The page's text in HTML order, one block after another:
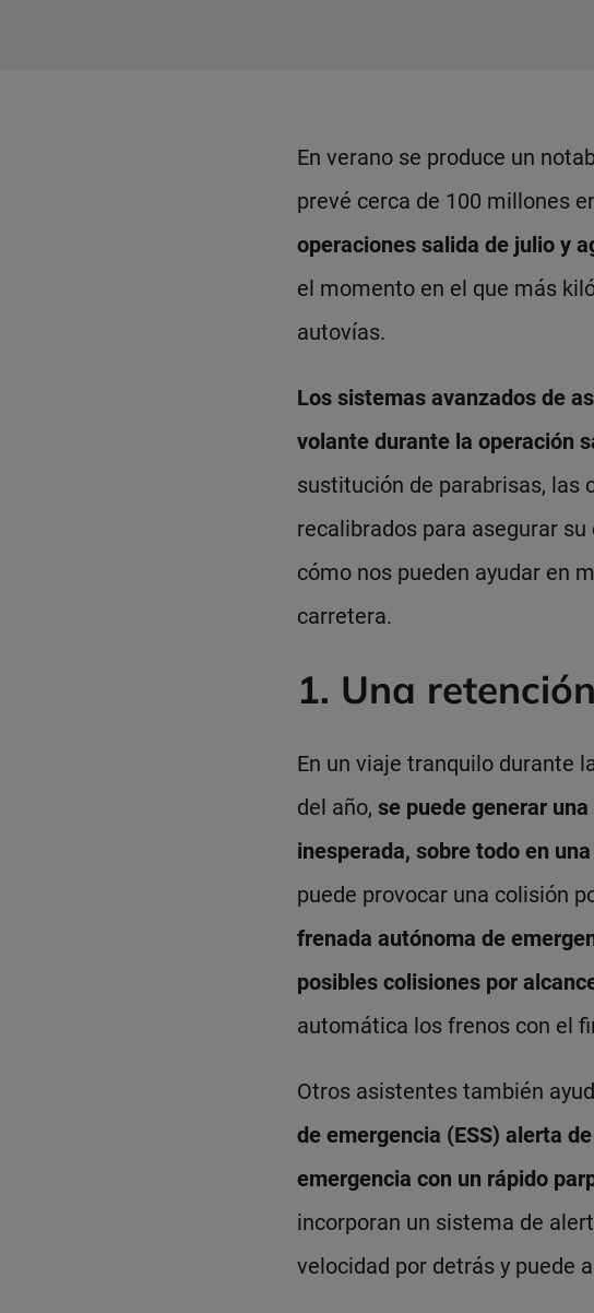
En verano se produce un
prevé cerca de 100 millones
operaciones salida de julio y
el momento en el que más
autovías.
Los sistemas avanzados de
volante durante la operación
sustitución de parabrisas, las
recalibrados para asegurar
cómo nos pueden ayudar en
carretera.
1. Una
En un viaje tranquilo durante
del año, se puede generar
inesperada, sobre todo en
puede provocar una colisión
frenada autónoma de
posibles colisiones por
automática los frenos con el
Otros asistentes también
de emergencia (ESS) alerta
emergencia con un rápido
incorporan un sistema de
velocidad por detrás y puede